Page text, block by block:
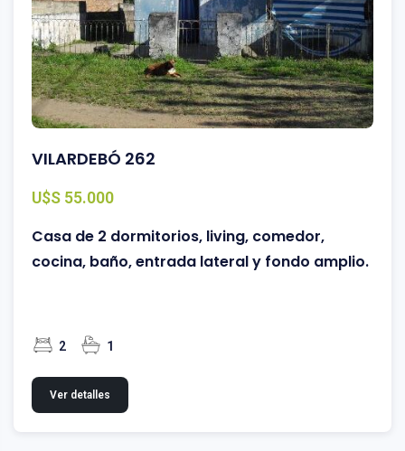
VILARDEBÓ 262
U$S 55.000
Casa de 2 dormitorios, living, comedor,
cocina, baño, entrada lateral y fondo amplio.
2 1
Ver detalles